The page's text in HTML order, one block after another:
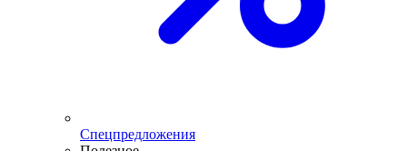
Спецпредложения